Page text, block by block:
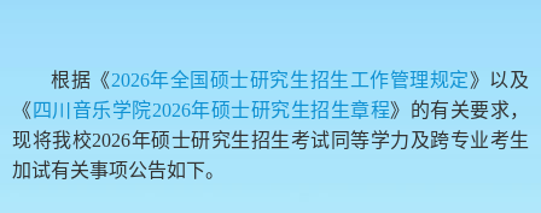
根据《2026年全国硕士研究生招生工作管理规定》以及
《 四川音乐学院2026年硕士研究生招生章程》的有关要求，
现将我校2026年硕士研究生招生考试同等学力及跨专业考生
加试有关事项公告如下。